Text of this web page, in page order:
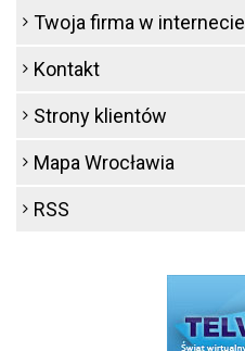
Twoja firma w internecie
Kontakt
Strony klientów
Mapa Wrocławia
RSS